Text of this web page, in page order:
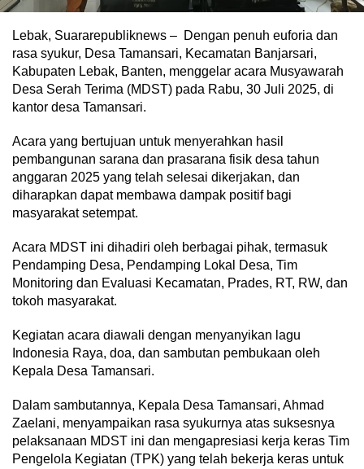
Lebak, Suararepubliknews – Dengan penuh euforia dan
rasa syukur, Desa Tamansari, Kecamatan Banjarsari,
Kabupaten Lebak, Banten, menggelar acara Musyawarah
Desa Serah Terima (MDST) pada Rabu, 30 Juli 2025, di
kantor desa Tamansari.
Acara yang bertujuan untuk menyerahkan hasil
pembangunan sarana dan prasarana fisik desa tahun
anggaran 2025 yang telah selesai dikerjakan, dan
diharapkan dapat membawa dampak positif bagi
masyarakat setempat.
Acara MDST ini dihadiri oleh berbagai pihak, termasuk
Pendamping Desa, Pendamping Lokal Desa, Tim
Monitoring dan Evaluasi Kecamatan, Prades, RT, RW, dan
tokoh masyarakat.
Kegiatan acara diawali dengan menyanyikan lagu
Indonesia Raya, doa, dan sambutan pembukaan oleh
Kepala Desa Tamansari.
Dalam sambutannya, Kepala Desa Tamansari, Ahmad
Zaelani, menyampaikan rasa syukurnya atas suksesnya
pelaksanaan MDST ini dan mengapresiasi kerja keras Tim
Pengelola Kegiatan (TPK) yang telah bekerja keras untuk